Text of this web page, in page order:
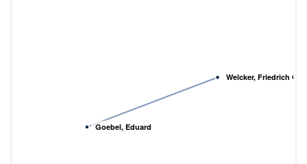
Goebel, Eduard
Welcker, Friedrich